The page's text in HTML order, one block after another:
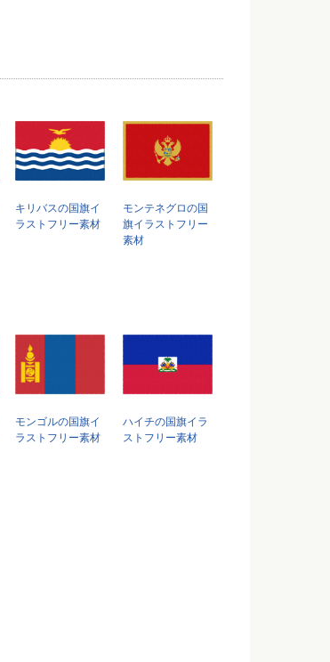
キリバスの国旗イ
ラストフリー素材
モンテネグロの国
旗イラストフリー
素材
モンゴルの国旗イ
ラストフリー素材
ハイチの国旗イラ
ストフリー素材